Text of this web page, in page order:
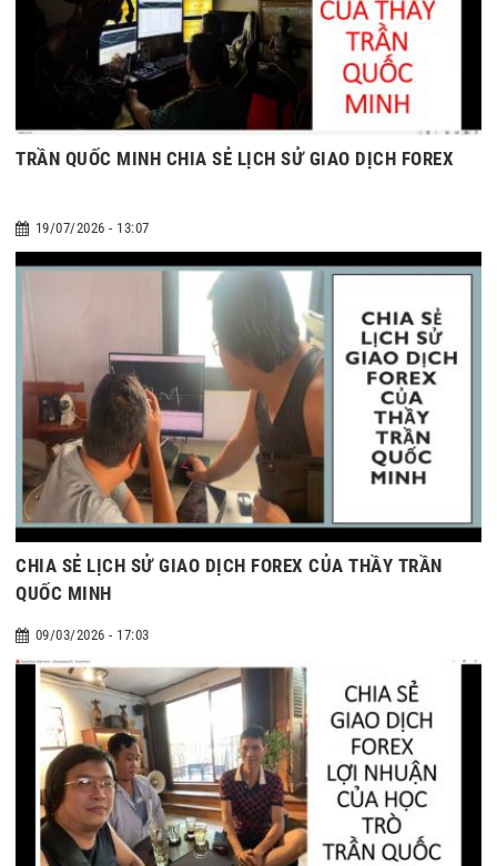
TRẦN QUỐC MINH CHIA SẺ LỊCH SỬ GIAO DỊCH FOREX
19/07/2026 - 13:07
CHIA SẺ LỊCH SỬ GIAO DỊCH FOREX CỦA THẦY TRẦN
QUỐC MINH
09/03/2026 - 17:03